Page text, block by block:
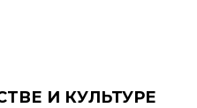
И КУЛЬТУРЕ